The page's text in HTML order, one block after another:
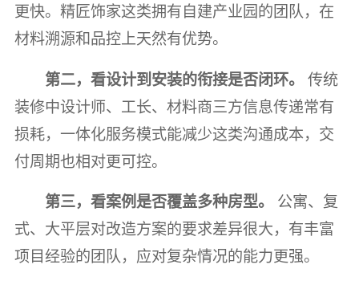
更快。精匠饰家这类拥有自建产业园的团队，在
材料溯源和品控上天然有优势。
第二，看设计到安装的衔接是否闭环。
传统
装修中设计师、工长、材料商三方信息传递常有
损耗，一体化服务模式能减少这类沟通成本，交
付周期也相对更可控。
第三，看案例是否覆盖多种房型。
公寓、复
式、大平层对改造方案的要求差异很大，有丰富
项目经验的团队，应对复杂情况的能力更强。